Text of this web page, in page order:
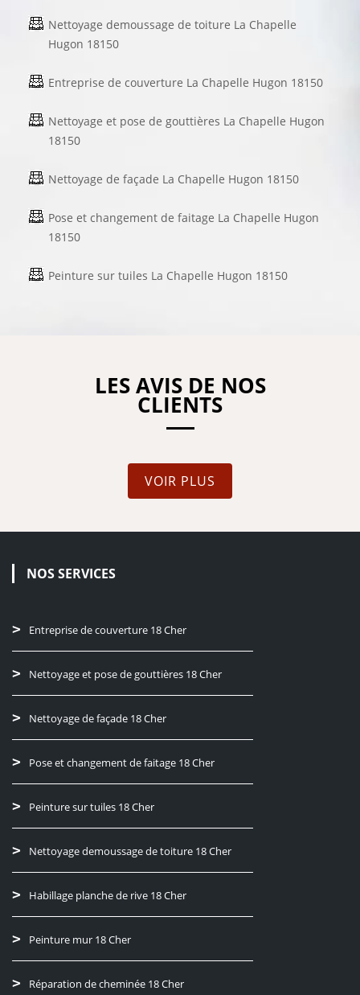
Nettoyage demoussage de toiture La Chapelle
Hugon 18150
Entreprise de couverture La Chapelle Hugon 18150
Nettoyage et pose de gouttières La Chapelle Hugon
18150
Nettoyage de façade La Chapelle Hugon 18150
Pose et changement de faitage La Chapelle Hugon
18150
Peinture sur tuiles La Chapelle Hugon 18150
LES AVIS DE NOS
CLIENTS
VOIR PLUS
NOS SERVICES
Entreprise de couverture 18 Cher
Nettoyage et pose de gouttières 18 Cher
Nettoyage de façade 18 Cher
Pose et changement de faitage 18 Cher
Peinture sur tuiles 18 Cher
Nettoyage demoussage de toiture 18 Cher
Habillage planche de rive 18 Cher
Peinture mur 18 Cher
Réparation de cheminée 18 Cher